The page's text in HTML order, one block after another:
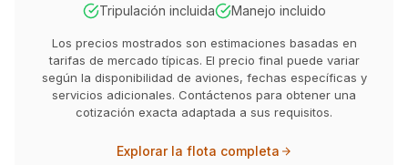
Tripulación incluida Manejo incluido
Los precios mostrados son estimaciones basadas en
tarifas de mercado típicas. El precio final puede variar
según la disponibilidad de aviones, fechas específicas y
servicios adicionales. Contáctenos para obtener una
cotización exacta adaptada a sus requisitos.
Explorar la flota completa